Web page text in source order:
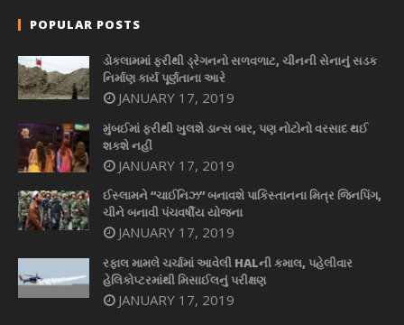
POPULAR POSTS
ડોકલામમાં ફરીથી ડ્રેગનનો સળવળાટ, ચીનની સેનાનું સડક
નિર્માણ કાર્ય પૂર્ણતાના આરે
JANUARY 17, 2019
મુંબઈમાં ફરીથી ખુલશે ડાન્સ બાર, પણ નોટોનો વરસાદ થઈ
શકશે નહીં
JANUARY 17, 2019
ઈસ્લામને “ચાઈનિઝ” બનાવશે પાકિસ્તાનના મિત્ર જિનપિંગ,
ચીને બનાવી પંચવર્ષીય યોજના
JANUARY 17, 2019
રફાલ મામલે ચર્ચામાં આવેલી HALની કમાલ, પહેલીવાર
હેલિકોપ્ટરમાંથી મિસાઈલનું પરીક્ષણ
JANUARY 17, 2019